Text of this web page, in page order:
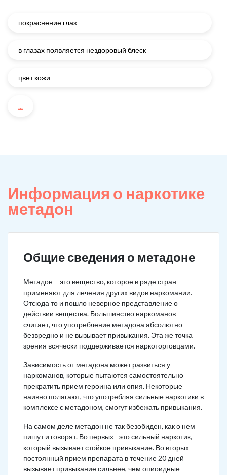
покраснение глаз
в глазах появляется нездоровый блеск
цвет кожи
...
Информация о наркотике
метадон
Общие сведения о метадоне
Метадон – это вещество, которое в ряде стран
применяют для лечения других видов наркомании.
Отсюда то и пошло неверное представление о
действии вещества. Большинство наркоманов
считает, что употребление метадона абсолютно
безвредно и не вызывает привыкания. Эта же точка
зрения всячески поддерживается наркоторговцами.
Зависимость от метадона может развиться у
наркоманов, которые пытаются самостоятельно
прекратить прием героина или опия. Некоторые
наивно полагают, что употребляя сильные наркотики в
комплексе с метадоном, смогут избежать привыкания.
На самом деле метадон не так безобиден, как о нем
пишут и говорят. Во первых –это сильный наркотик,
который вызывает стойкое привыкание. Во вторых
постоянный прием препарата в течение 20 дней
вызывает привыкание сильнее, чем опиоидные